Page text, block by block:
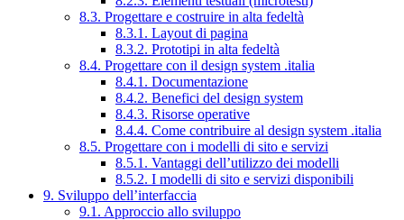
8.3. Progettare e costruire in alta fedeltà
8.3.1. Layout di pagina
8.3.2. Prototipi in alta fedeltà
8.4. Progettare con il design system .italia
8.4.1. Documentazione
8.4.2. Benefici del design system
8.4.3. Risorse operative
8.4.4. Come contribuire al design system .italia
8.5. Progettare con i modelli di sito e servizi
8.5.1. Vantaggi dell’utilizzo dei modelli
8.5.2. I modelli di sito e servizi disponibili
9. Sviluppo dell’interfaccia
9.1. Approccio allo sviluppo